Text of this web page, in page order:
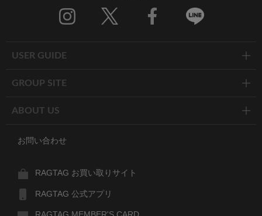
USER GUIDE
GROUP SITE
ABOUT US
お問い合わせ
RAGTAG お買い取りサイト
RAGTAG 公式アプリ